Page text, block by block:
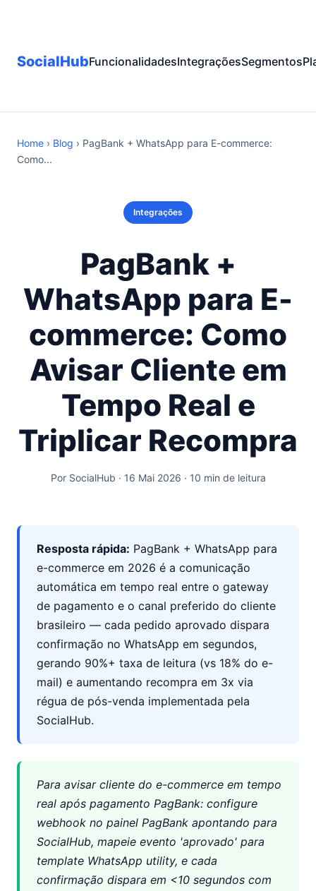
SocialHubFuncionalidadesIntegraçõesSegmentos
Home › Blog › PagBank + WhatsApp para E-commerce:
Como...
Integrações
PagBank +
WhatsApp para E-
commerce: Como
Avisar Cliente em
Tempo Real e
Triplicar Recompra
Por SocialHub · 16 Mai 2026 · 10 min de leitura
Resposta rápida: PagBank + WhatsApp para
e-commerce em 2026 é a comunicação
automática em tempo real entre o gateway
de pagamento e o canal preferido do cliente
brasileiro — cada pedido aprovado dispara
confirmação no WhatsApp em segundos,
gerando 90%+ taxa de leitura (vs 18% do e-
mail) e aumentando recompra em 3x via
régua de pós-venda implementada pela
SocialHub.
Para avisar cliente do e-commerce em tempo
real após pagamento PagBank: configure
webhook no painel PagBank apontando para
SocialHub, mapeie evento 'aprovado' para
template WhatsApp utility, e cada
confirmação dispara em <10 segundos com